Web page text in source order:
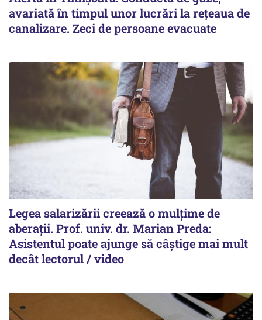
avariată în timpul unor lucrări la rețeaua de
canalizare. Zeci de persoane evacuate
Legea salarizării creează o mulțime de
aberații. Prof. univ. dr. Marian Preda:
Asistentul poate ajunge să câștige mai mult
decât lectorul / video